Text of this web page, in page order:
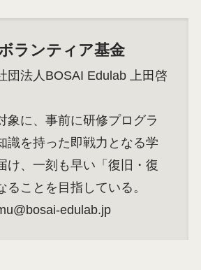
ランティア基金
団法人BOSAI Edulab 上田啓
象に、事前に研修プログラ
識を持った即戦力となる学
け、一刻も早い「復旧・復
ることを目指している。
edulab.jp